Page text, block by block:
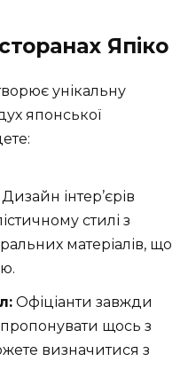
Япіко
унікальну
японської
Дизайн інтер’єрів
стилі з
матеріалів, що
Офіціанти завжди
щось з
визначитися з